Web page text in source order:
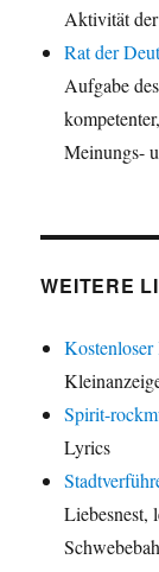
Aktivität
Rat der
Aufgabe
Meinungs-
WEITERE
Spirit-
Lyrics
Liebesnest,